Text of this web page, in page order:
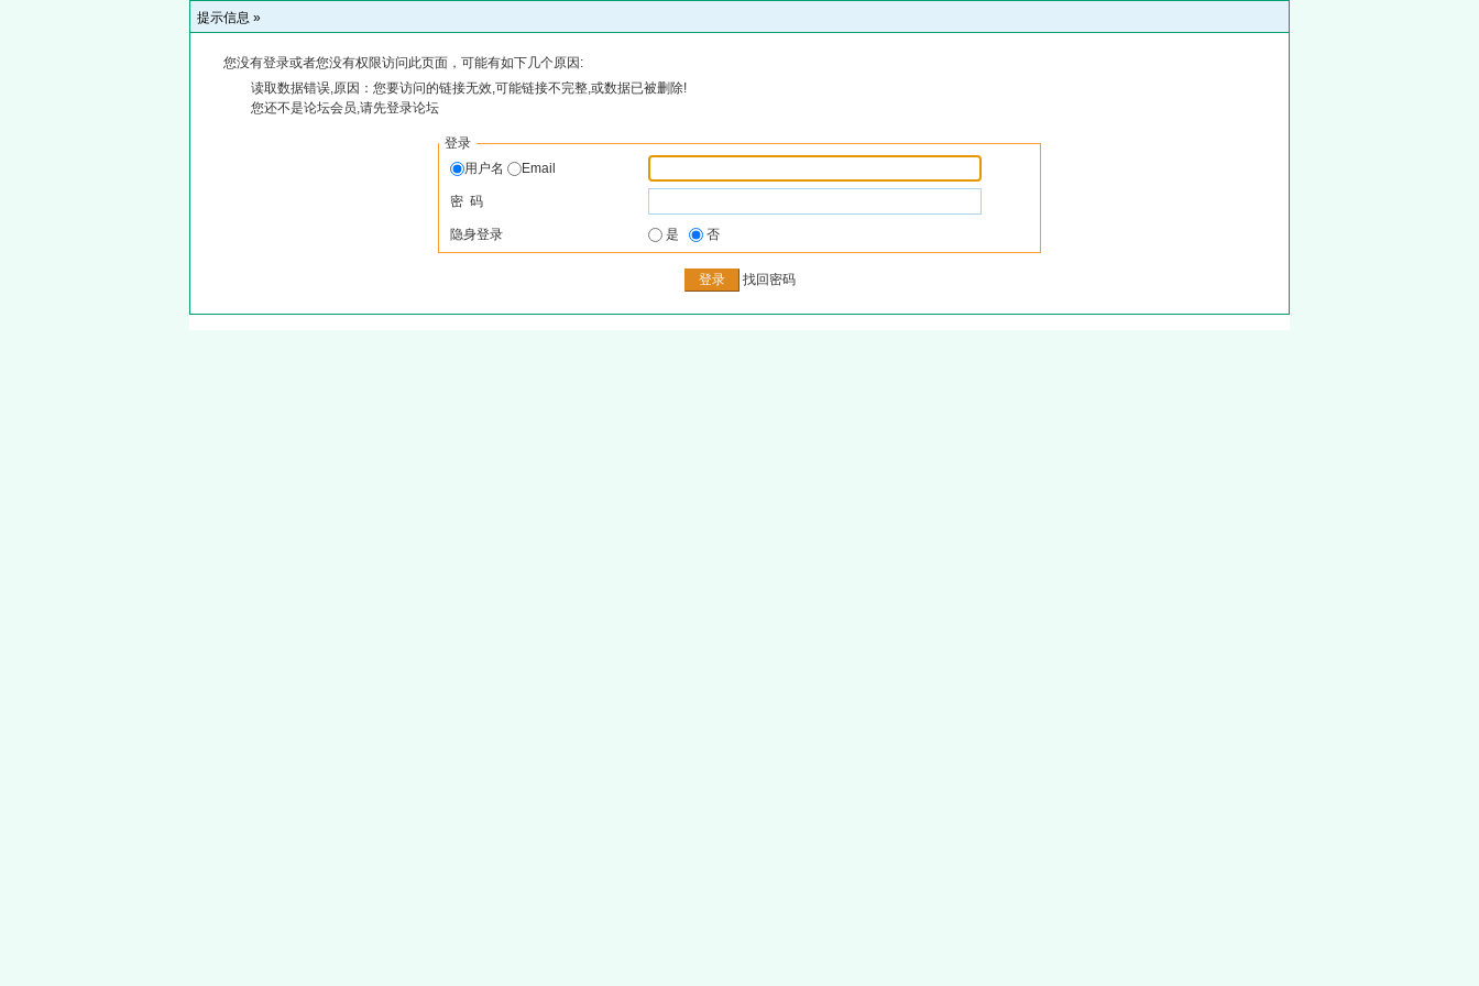
提示信息 »
您没有登录或者您没有权限访问此页面，可能有如下几个原因:
读取数据错误,原因：您要访问的链接无效,可能链接不完整,或数据已被删除!
您还不是论坛会员,请先登录论坛
登录
用户名
Email
密 码
隐身登录 是 否
找回密码